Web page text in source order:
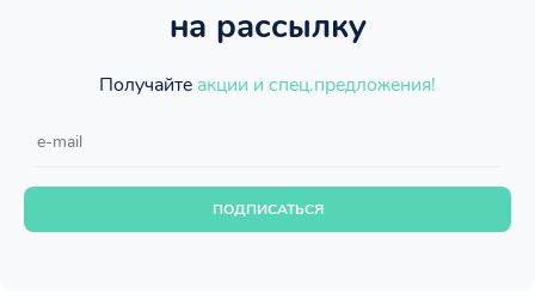
на рассылку
Получайте акции и спец.предложения!
ПОДПИСАТЬСЯ